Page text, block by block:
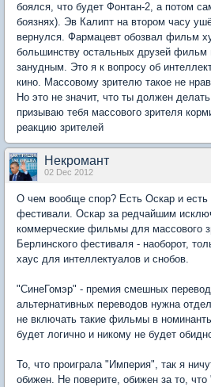
боялся, что будет Фонтан-2, а потом
боязнях). Эв Калипт на втором часу
вернулся. Фармацевт обозвал фильм
большинству остальных друзей фильм
занудным. Это я к вопросу об
кино. Массовому зрителю такое не
Но это не значит, что ты должен
призываю тебя массового зрителя
реакцию зрителей
Некромант
02 Dec 2012
О чем вообще спор? Есть Оскар и есть
фестивали. Оскар за редчайшим
коммерческие фильмы для массового
Берлинского фестиваля - наоборот,
хаус для интеллектуалов и снобов.
"СинеГомэр" - премия смешных
альтернативных переводов нужна
не включать такие фильмы в
будет логично и никому не будет
То, что проиграла "Империя", так я
обижен. Не поверите, обижен за то,